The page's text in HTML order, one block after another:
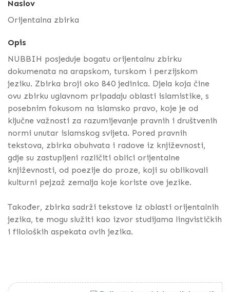
Naslov
Orijentalna zbirka
Opis
NUBBIH posjeduje bogatu orijentalnu zbirku
dokumenata na arapskom, turskom i perzijskom
jeziku. Zbirka broji oko 840 jedinica. Djela koja čine
ovu zbirku uglavnom pripadaju oblasti islamistike, s
posebnim fokusom na islamsko pravo, koje je od
ključne važnosti za razumijevanje pravnih i društvenih
normi unutar islamskog svijeta. Pored pravnih
tekstova, zbirka obuhvata i radove iz književnosti,
gdje su zastupljeni različiti oblici orijentalne
književnosti, od poezije do proze, koji su oblikovali
kulturni pejzaž zemalja koje koriste ove jezike.
Također, zbirka sadrži tekstove iz oblasti orijentalnih
jezika, te mogu služiti kao izvor studijama lingvističkih
i filoloških aspekata ovih jezika.